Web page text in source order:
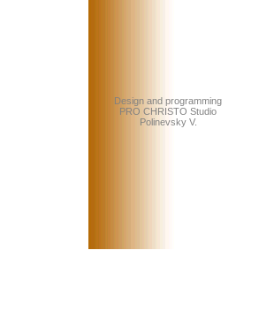
Design and programming
PRO CHRISTO Studio
Polinevsky V.